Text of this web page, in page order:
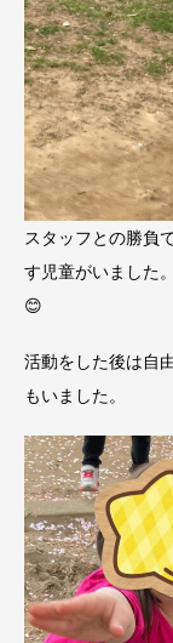
スタッフとの勝負
す児童がいました
😊
活動をした後は自
もいました。